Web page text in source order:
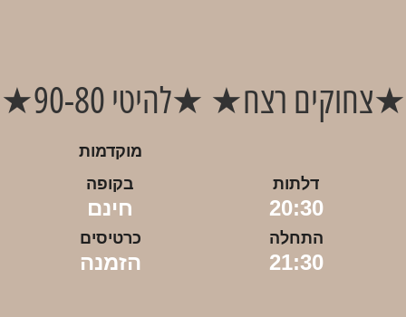
★צחוקים רצח★ ★להיטי 90-80★
מוקדמות
דלתות
20:30
בקופה
חינם
התחלה
21:30
כרטיסים
הזמנה